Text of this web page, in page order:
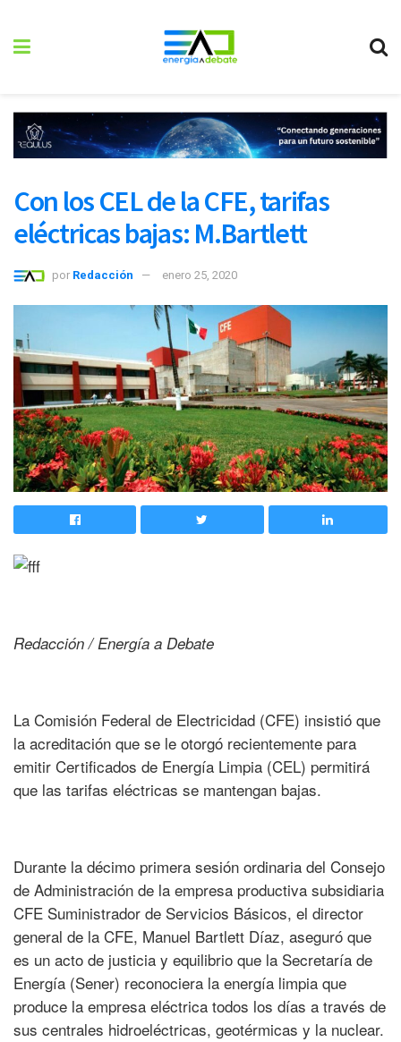
Con los CEL de la CFE, tarifas
eléctricas bajas: M.Bartlett
por Redacción enero 25, 2020
Redacción / Energía a Debate
La Comisión Federal de Electricidad (CFE) insistió que
la acreditación que se le otorgó recientemente para
emitir Certificados de Energía Limpia (CEL) permitirá
que las tarifas eléctricas se mantengan bajas.
Durante la décimo primera sesión ordinaria del Consejo
de Administración de la empresa productiva subsidiaria
CFE Suministrador de Servicios Básicos, el director
general de la CFE, Manuel Bartlett Díaz, aseguró que
es un acto de justicia y equilibrio que la Secretaría de
Energía (Sener) reconociera la energía limpia que
produce la empresa eléctrica todos los días a través de
sus centrales hidroeléctricas, geotérmicas y la nuclear.